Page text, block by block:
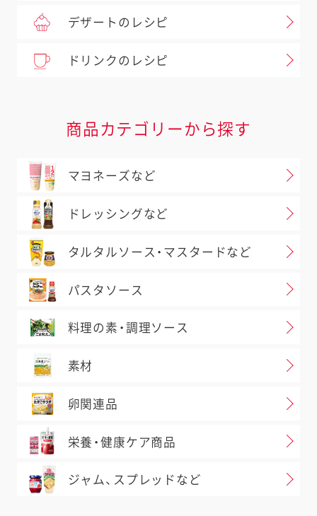
デザートのレシピ
ドリンクのレシピ
商品カテゴリーから探す
マヨネーズなど
ドレッシングなど
タルタルソース・マスタードなど
パスタソース
料理の素・調理ソース
素材
卵関連品
栄養・健康ケア商品
ジャム、スプレッドなど